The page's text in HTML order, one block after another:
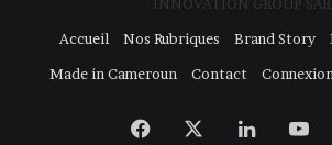
Accueil
Nos Rubriques Brand Story
Made in Cameroun
Contact Connexion
Facebook Linkedin